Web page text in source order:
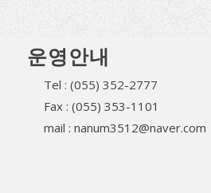
운영안내
Tel : (055) 352-2777
Fax : (055) 353-1101
mail : nanum3512@naver.com